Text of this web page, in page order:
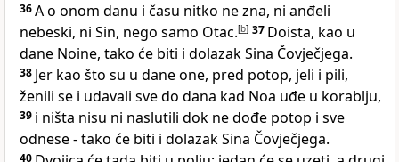
36A o onom danu i času nitko ne zna, ni anđeli
nebeski, ni Sin, nego samo Otac.[b] 37 Doista, kao u
dane Noine, tako će biti i dolazak Sina Čovječjega.
38 Jer kao što su u dane one, pred potop, jeli i pili,
ženili se i udavali sve do dana kad Noa uđe u korablju,
39 i ništa nisu ni naslutili dok ne dođe potop i sve
odnese - tako će biti i dolazak Sina Čovječjega.
40